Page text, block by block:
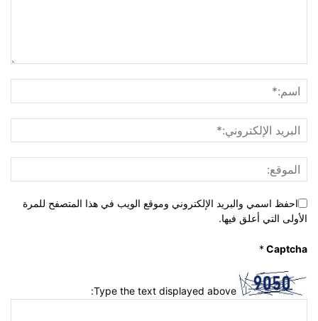
احفظ اسمي والبريد الإلكتروني وموقع الويب في هذا المتصفح للمرة
الأولى التي أعلق فيها.
Captcha
*
Type the text displayed above: